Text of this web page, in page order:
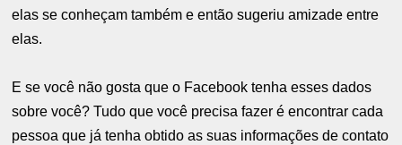
elas se conheçam também e então sugeriu amizade entre
elas.
E se você não gosta que o Facebook tenha esses dados
sobre você? Tudo que você precisa fazer é encontrar cada
pessoa que já tenha obtido as suas informações de contato